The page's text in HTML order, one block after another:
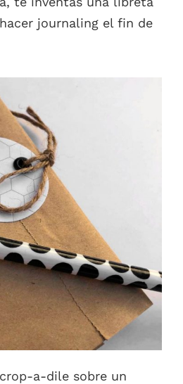
journaling el fin de
a-dile sobre un